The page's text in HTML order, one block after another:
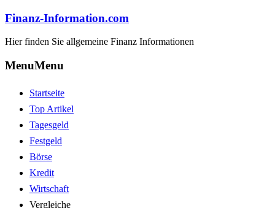
Finanz-Information.com
Hier finden Sie allgemeine Finanz Informationen
MenuMenu
Startseite
Top Artikel
Tagesgeld
Festgeld
Börse
Kredit
Wirtschaft
Vergleiche